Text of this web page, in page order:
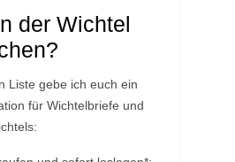
der Wichtel
Liste gebe ich euch ein
für Wichtelbriefe und